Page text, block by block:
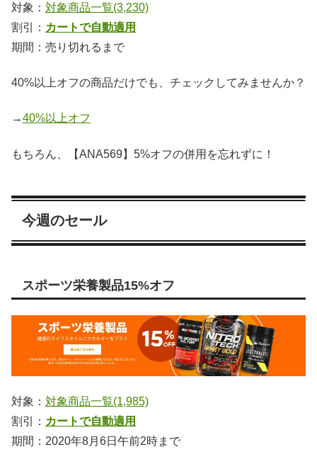
対象： 対象商品一覧(3,230)
割引： カートで自動適用
期間：売り切れるまで
40%以上オフの商品だけでも、チェックしてみませんか？
→40%以上オフ
もちろん、【ANA569】5%オフの併用を忘れずに！
今週のセール
スポーツ栄養製品15%オフ
対象： 対象商品一覧(1,985)
割引： カートで自動適用
期間：2020年8月6日午前2時まで